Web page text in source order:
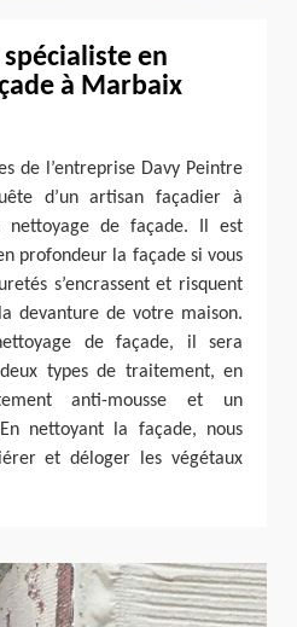
en
à Marbaix
de l’entreprise Davy Peintre
d’un artisan façadier à
nettoyage de façade. Il est
profondeur la façade si vous
s’encrassent et risquent
devanture de votre maison.
de façade, il sera
types de traitement, en
anti-mousse et un
nettoyant la façade, nous
et déloger les végétaux